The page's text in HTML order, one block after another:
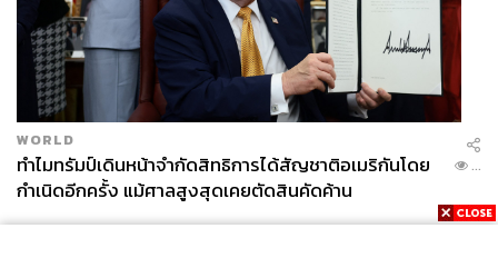
WORLD
ทำไมทรัมป์เดินหน้าจำกัดสิทธิการได้สัญชาติอเมริกันโดย
กำเนิดอีกครั้ง แม้ศาลสูงสุดเคยตัดสินคัดค้าน
...